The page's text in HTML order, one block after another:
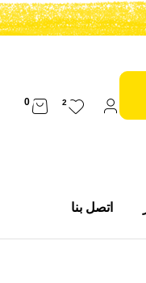
2
0
اتصل بنا